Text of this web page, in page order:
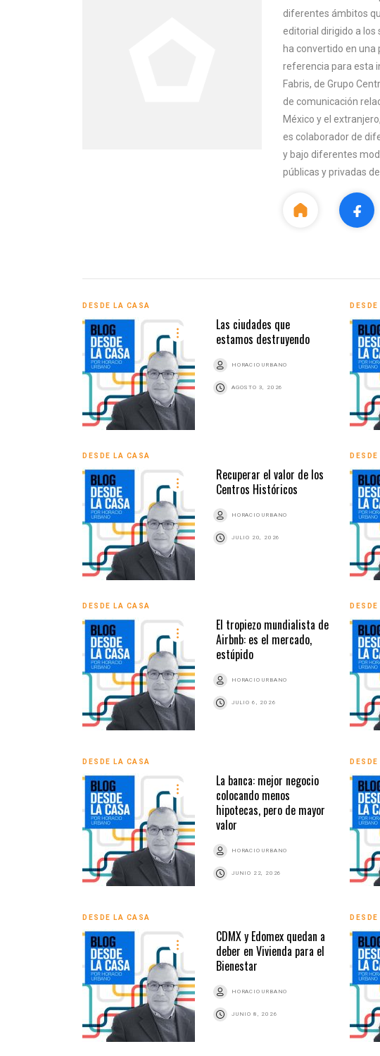
diferentes ámbitos
editorial dirigido a los
ha convertido en
referencia para esta
Fabris, de Grupo
de comunicación
México y el
es colaborador de
y bajo diferentes
públicas y privadas
DESDE LA CASA
Las ciudades que
estamos destruyendo
HORACIO URBANO
AGOSTO 3, 2026
DESDE LA CASA
Recuperar el valor de los
Centros Históricos
HORACIO URBANO
JULIO 20, 2026
DESDE LA CASA
El tropiezo mundialista de
Airbnb: es el mercado,
estúpido
HORACIO URBANO
JULIO 6, 2026
DESDE LA CASA
La banca: mejor negocio
colocando menos
hipotecas, pero de mayor
valor
HORACIO URBANO
JUNIO 22, 2026
DESDE LA CASA
CDMX y Edomex quedan a
deber en Vivienda para el
Bienestar
HORACIO URBANO
JUNIO 8, 2026